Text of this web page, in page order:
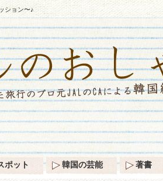
ション〜♪
ポット 韓国の芸能 著書